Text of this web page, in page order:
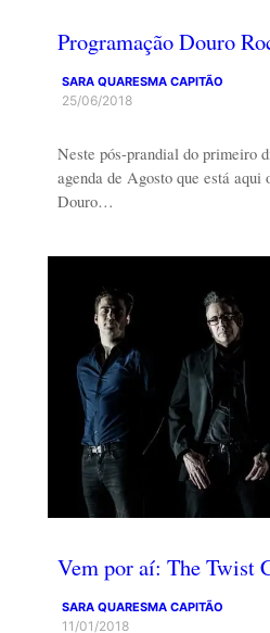
Programação Douro
SARA QUARESMA CAPITÃO
25/06/2018
Neste pós-prandial do primeiro
agenda de Agosto que está aqui
Douro…
Vem por aí: The Twist
SARA QUARESMA CAPITÃO
11/01/2018